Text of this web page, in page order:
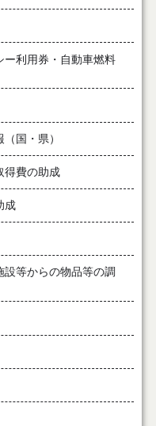
ー利用券・自動車燃料
国・県）
得費の助成
成
等からの物品等の調